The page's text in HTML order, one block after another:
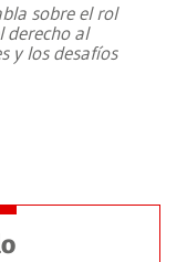
sobre el rol
derecho al
y los desafíos